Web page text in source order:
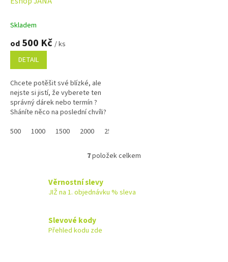
Skladem
od 500 Kč / ks
DETAIL
Chcete potěšit své blízké, ale
nejste si jistí, že vyberete ten
správný dárek nebo termín ?
Sháníte něco na poslední chvíli?
online a po...
500 1000 1500 2000 2500
O
á
d
7položek celkem
Věrnostní slevy
JIŽ na 1. objednávku % sleva
Slevové kody
Přehled kodu zde